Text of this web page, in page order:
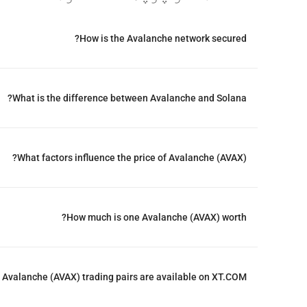
How is the Avalanche network secured?
What is the difference between Avalanche and Solana?
What factors influence the price of Avalanche (AVAX)?
How much is one Avalanche (AVAX) worth?
(AVAX) trading pairs are available on XT.COM?